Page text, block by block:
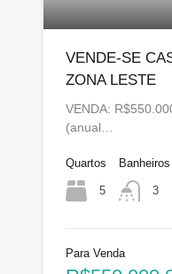
VENDE-SE
ZONA LESTE
VENDA:
(anual…
Quartos
5
Banheiros
3
Para Venda